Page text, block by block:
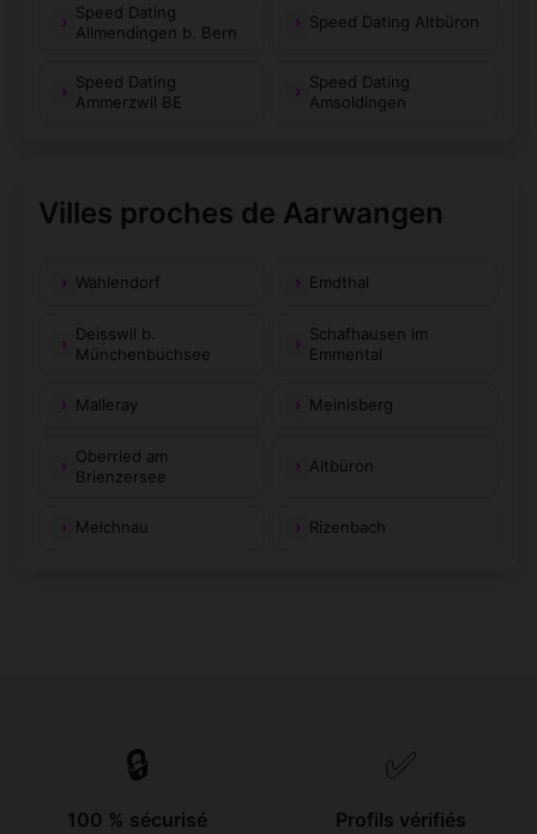
Speed Dating
Allmendingen b. Bern
Speed Dating Altbüron
Speed Dating
Ammerzwil BE
Speed Dating
Amsoldingen
Villes proches de Aarwangen
Wahlendorf Emdthal
Deisswil b.
Münchenbuchsee
Schafhausen im
Emmental
Malleray Meinisberg
Oberried am
Brienzersee
Altbüron
Melchnau Rizenbach
🔒
100 % sécurisé
✅
Profils vérifiés